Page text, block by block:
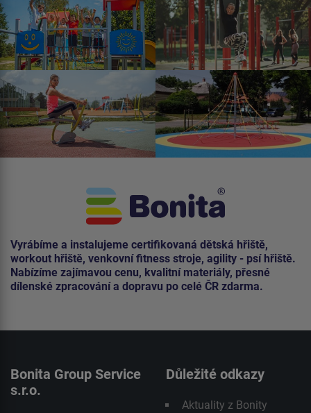
Vyrábíme a instalujeme certifikovaná dětská hřiště,
workout hřiště, venkovní fitness stroje, agility - psí hřiště.
Nabízíme zajímavou cenu, kvalitní materiály, přesné
dílenské zpracování a dopravu po celé ČR zdarma.
Bonita Group Service
s.r.o.
Důležité odkazy
Aktuality z Bonity